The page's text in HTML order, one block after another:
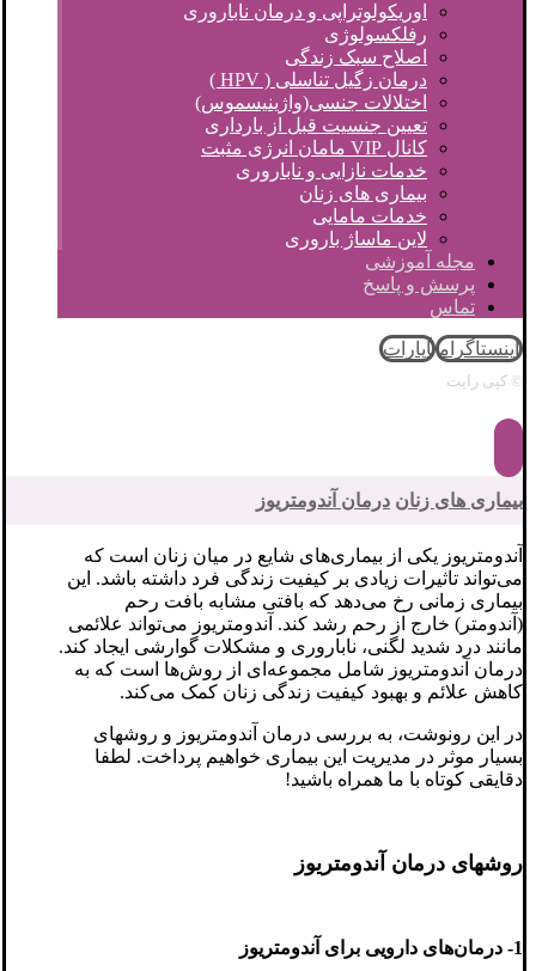
اوریکولوتراپی و درمان ناباروری
رفلکسولوژی
اصلاح سبک زندگی
درمان زگیل تناسلی ( HPV )
اختلالات جنسی(واژینیسموس)
تعیین جنسیت قبل از بارداری
کانال VIP مامان انرژی مثبت
خدمات نازایی و ناباروری
بیماری های زنان
خدمات مامایی
لاین ماساژ باروری
مجله آموزشی
پرسش و پاسخ
تماس
اینستاگرام آپارات
© کپی رایت
بیماری های زنان درمان آندومتریوز
آندومتریوز یکی از بیماری‌های شایع در میان زنان است که
می‌تواند تاثیرات زیادی بر کیفیت زندگی فرد داشته باشد. این
بیماری زمانی رخ می‌دهد که بافتی مشابه بافت رحم
(آندومتر) خارج از رحم رشد کند. آندومتریوز می‌تواند علائمی
مانند درد شدید لگنی، ناباروری و مشکلات گوارشی ایجاد کند.
درمان آندومتریوز شامل مجموعه‌ای از روش‌ها است که به
کاهش علائم و بهبود کیفیت زندگی زنان کمک می‌کند.
در این رونوشت، به بررسی درمان آندومتریوز و روشهای
بسیار موثر در مدیریت این بیماری خواهیم پرداخت. لطفا
دقایقی کوتاه با ما همراه باشید!
روشهای درمان آندومتریوز
1- درمان‌های دارویی برای آندومتریوز